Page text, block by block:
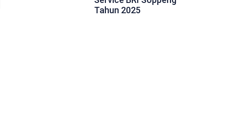
Tahun 2025